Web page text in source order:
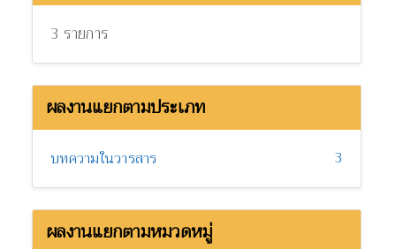
3 รายการ
ผลงานแยกตามประเภท
บทความในวารสาร 3
ผลงานแยกตามหมวดหมู่